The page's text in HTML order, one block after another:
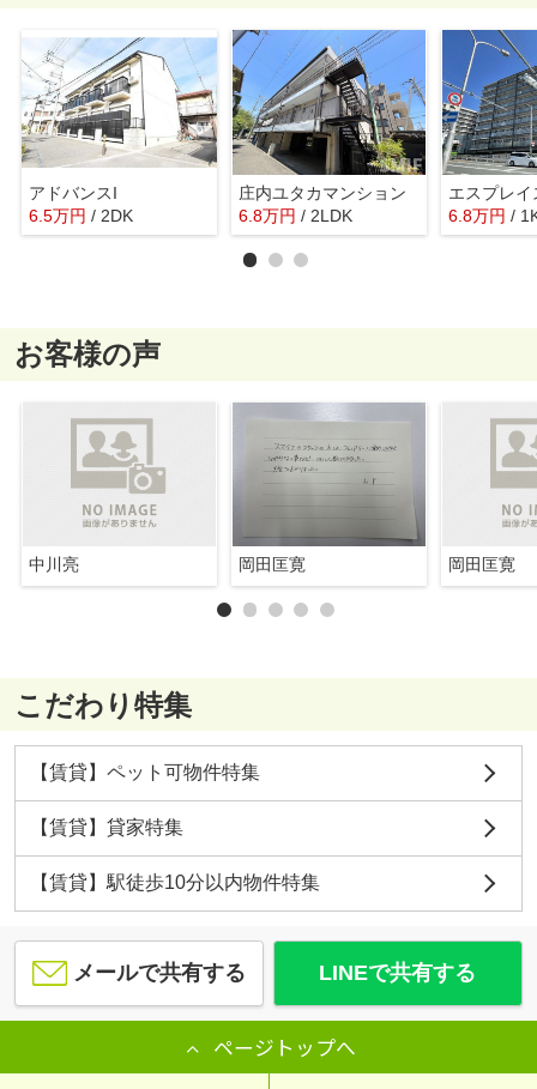
アドバンスI
6.5万円 / 2DK
庄内ユタカマンション
6.8万円 / 2LDK 6.8万円 /
お客様の声
中川亮 岡田匡寛 岡田匡寛
こだわり特集
【賃貸】ペット可物件特集
【賃貸】貸家特集
【賃貸】駅徒歩10分以内物件特集
メールで共有する LINEで共有する
ページトップへ